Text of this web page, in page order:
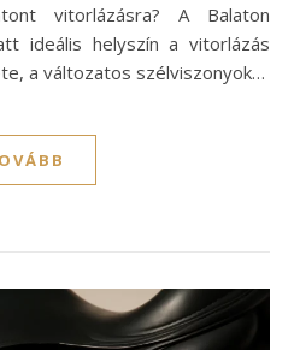
vitorlázásra? A Balaton
ideális helyszín a vitorlázás
a változatos szélviszonyok…